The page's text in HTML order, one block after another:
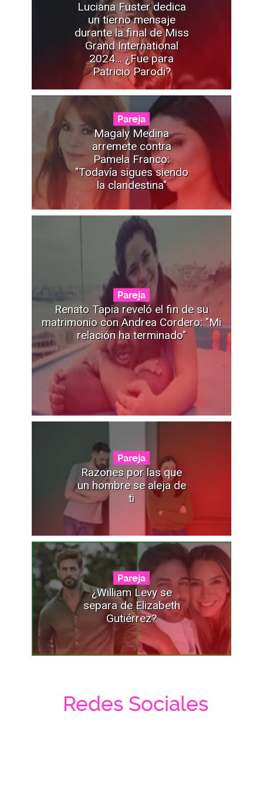
Luciana Fuster dedica
un tierno mensaje
durante la final de Miss
Grand International
2024... ¿Fue para
Patricio Parodi?
Pareja
Magaly Medina
arremete contra
Pamela Franco:
"Todavía sigues siendo
la clandestina"
Pareja
Renato Tapia reveló el fin de su
matrimonio con Andrea Cordero: "Mi
relación ha terminado"
Pareja
Razones por las que
un hombre se aleja de
ti
Pareja
¿William Levy se
separa de Elizabeth
Gutiérrez?
Redes Sociales